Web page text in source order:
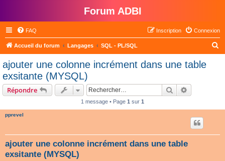
Forum ADBI
FAQ Connexion
Inscription
Accueil du forum Langages SQL - PL/SQL
ajouter une colonne incrément dans une table
exsitante (MYSQL)
Répondre Rechercher
1 message • Page 1 sur 1
pprevel
ajouter une colonne incrément dans une table
exsitante (MYSQL)